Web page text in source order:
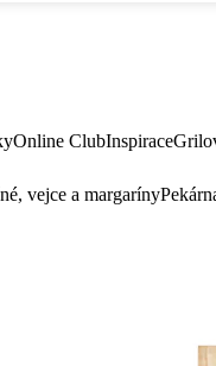
Online ClubInspirace
vejce a margaríny